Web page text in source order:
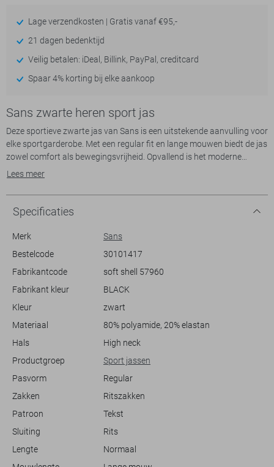
Lage verzendkosten | Gratis vanaf €95,-
21 dagen bedenktijd
Veilig betalen: iDeal, Billink, PayPal, creditcard
Spaar 4% korting bij elke aankoop
Sans zwarte heren sport jas
Deze sportieve zwarte jas van Sans is een uitstekende aanvulling voor
elke sportgarderobe. Met een regular fit en lange mouwen biedt de jas
zowel comfort als bewegingsvrijheid. Opvallend is het moderne
patroon met subtiele blauwe stippen dat de borst van de jas siert,
zorgt voor extra bescherming tegen de elementen, terwijl de stevige
rits je helpt om gemakkelijk in of uit de jas te stappen. De praktische
ritszakken bieden ruimte voor het veilig opbergen van je persoonlijke
spullen tijdens het sporten.
perfecte balans tussen duurzaamheid en flexibiliteit, ideaal voor
verschillende sportactiviteiten. Of je nu gaat hardlopen, fietsen of
trainen in de sportschool, deze jas is een veelzijdige keuze. De normale
broeken als casual jeans. Met deze Sans sportjas voeg je een stijlvol
en functioneel stuk toe aan je sportoutfit, klaar voor elk seizoen.
Lees meer
Specificaties
Merk
Sans
Bestelcode
30101417
Fabrikantcode
soft shell 57960
Fabrikant kleur
BLACK
Kleur
zwart
Materiaal
80% polyamide, 20% elastan
Hals
High neck
Productgroep
Sport jassen
Pasvorm
Regular
Zakken
Ritszakken
Patroon
Tekst
Sluiting
Rits
Lengte
Normaal